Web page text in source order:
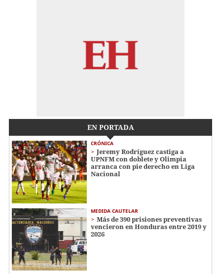
EN PORTADA
CRÓNICA
Jeremy Rodríguez castiga a
UPNFM con doblete y Olimpia
arranca con pie derecho en Liga
Nacional
MEDIDA CAUTELAR
Más de 390 prisiones preventivas
vencieron en Honduras entre 2019 y
2026